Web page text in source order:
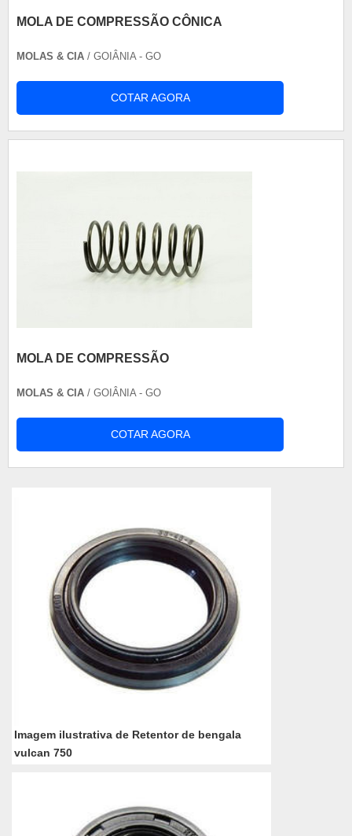
MOLA DE COMPRESSÃO CÔNICA
MOLAS & CIA / GOIÂNIA - GO
COTAR AGORA
MOLA DE COMPRESSÃO
MOLAS & CIA / GOIÂNIA - GO
COTAR AGORA
Imagem ilustrativa de Retentor de bengala
vulcan 750